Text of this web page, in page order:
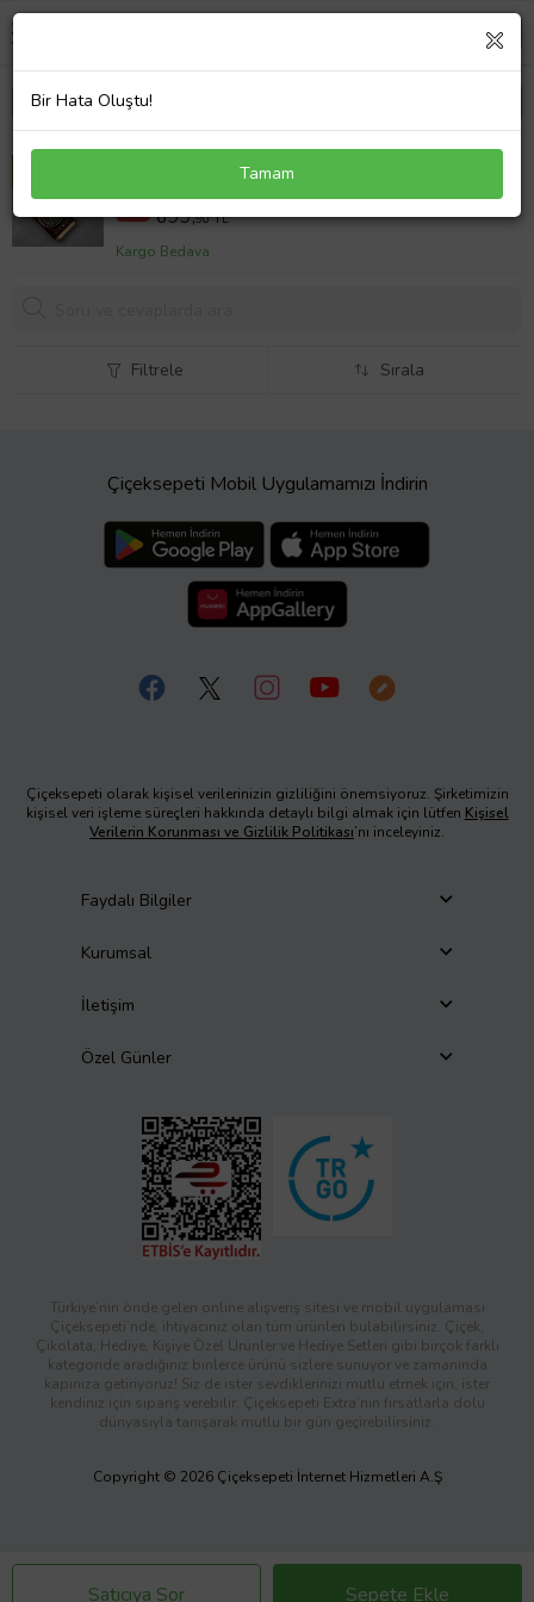
İsme Özel Turbo Jet Işıklı Saatli Çakmak Çift Yön
%7 750,0 TL
699,90 TL
Kargo Bedava
Satıcıya Sor Sepete Ekle
Filtrele Sırala
Çiçeksepeti Mobil Uygulamamızı İndirin
Çiçeksepeti olarak kişisel verilerinizin gizliliğini önemsiyoruz. Şirketimizin
kişisel veri işleme süreçleri hakkında detaylı bilgi almak için lütfen Kişisel
Verilerin Korunması ve Gizlilik Politikası’nı inceleyiniz.
Faydalı Bilgiler
Kurumsal
İletişim
Özel Günler
Türkiye’nin önde gelen online alışveriş sitesi ve mobil uygulaması
Çiçeksepeti’nde, ihtiyacınız olan tüm ürünleri bulabilirsiniz. Çiçek,
Çikolata, Hediye, Kişiye Özel Ürünler ve Hediye Setleri gibi birçok farklı
kategoride aradığınız binlerce ürünü sizlere sunuyor ve zamanında
kapınıza getiriyoruz! Siz de ister sevdiklerinizi mutlu etmek için, ister
kendiniz için sipariş verebilir; Çiçeksepeti Extra’nın fırsatlarla dolu
dünyasıyla tanışarak mutlu bir gün geçirebilirsiniz.
Copyright © 2026 Çiçeksepeti İnternet Hizmetleri A.Ş
Bir Hata Oluştu!
Tamam